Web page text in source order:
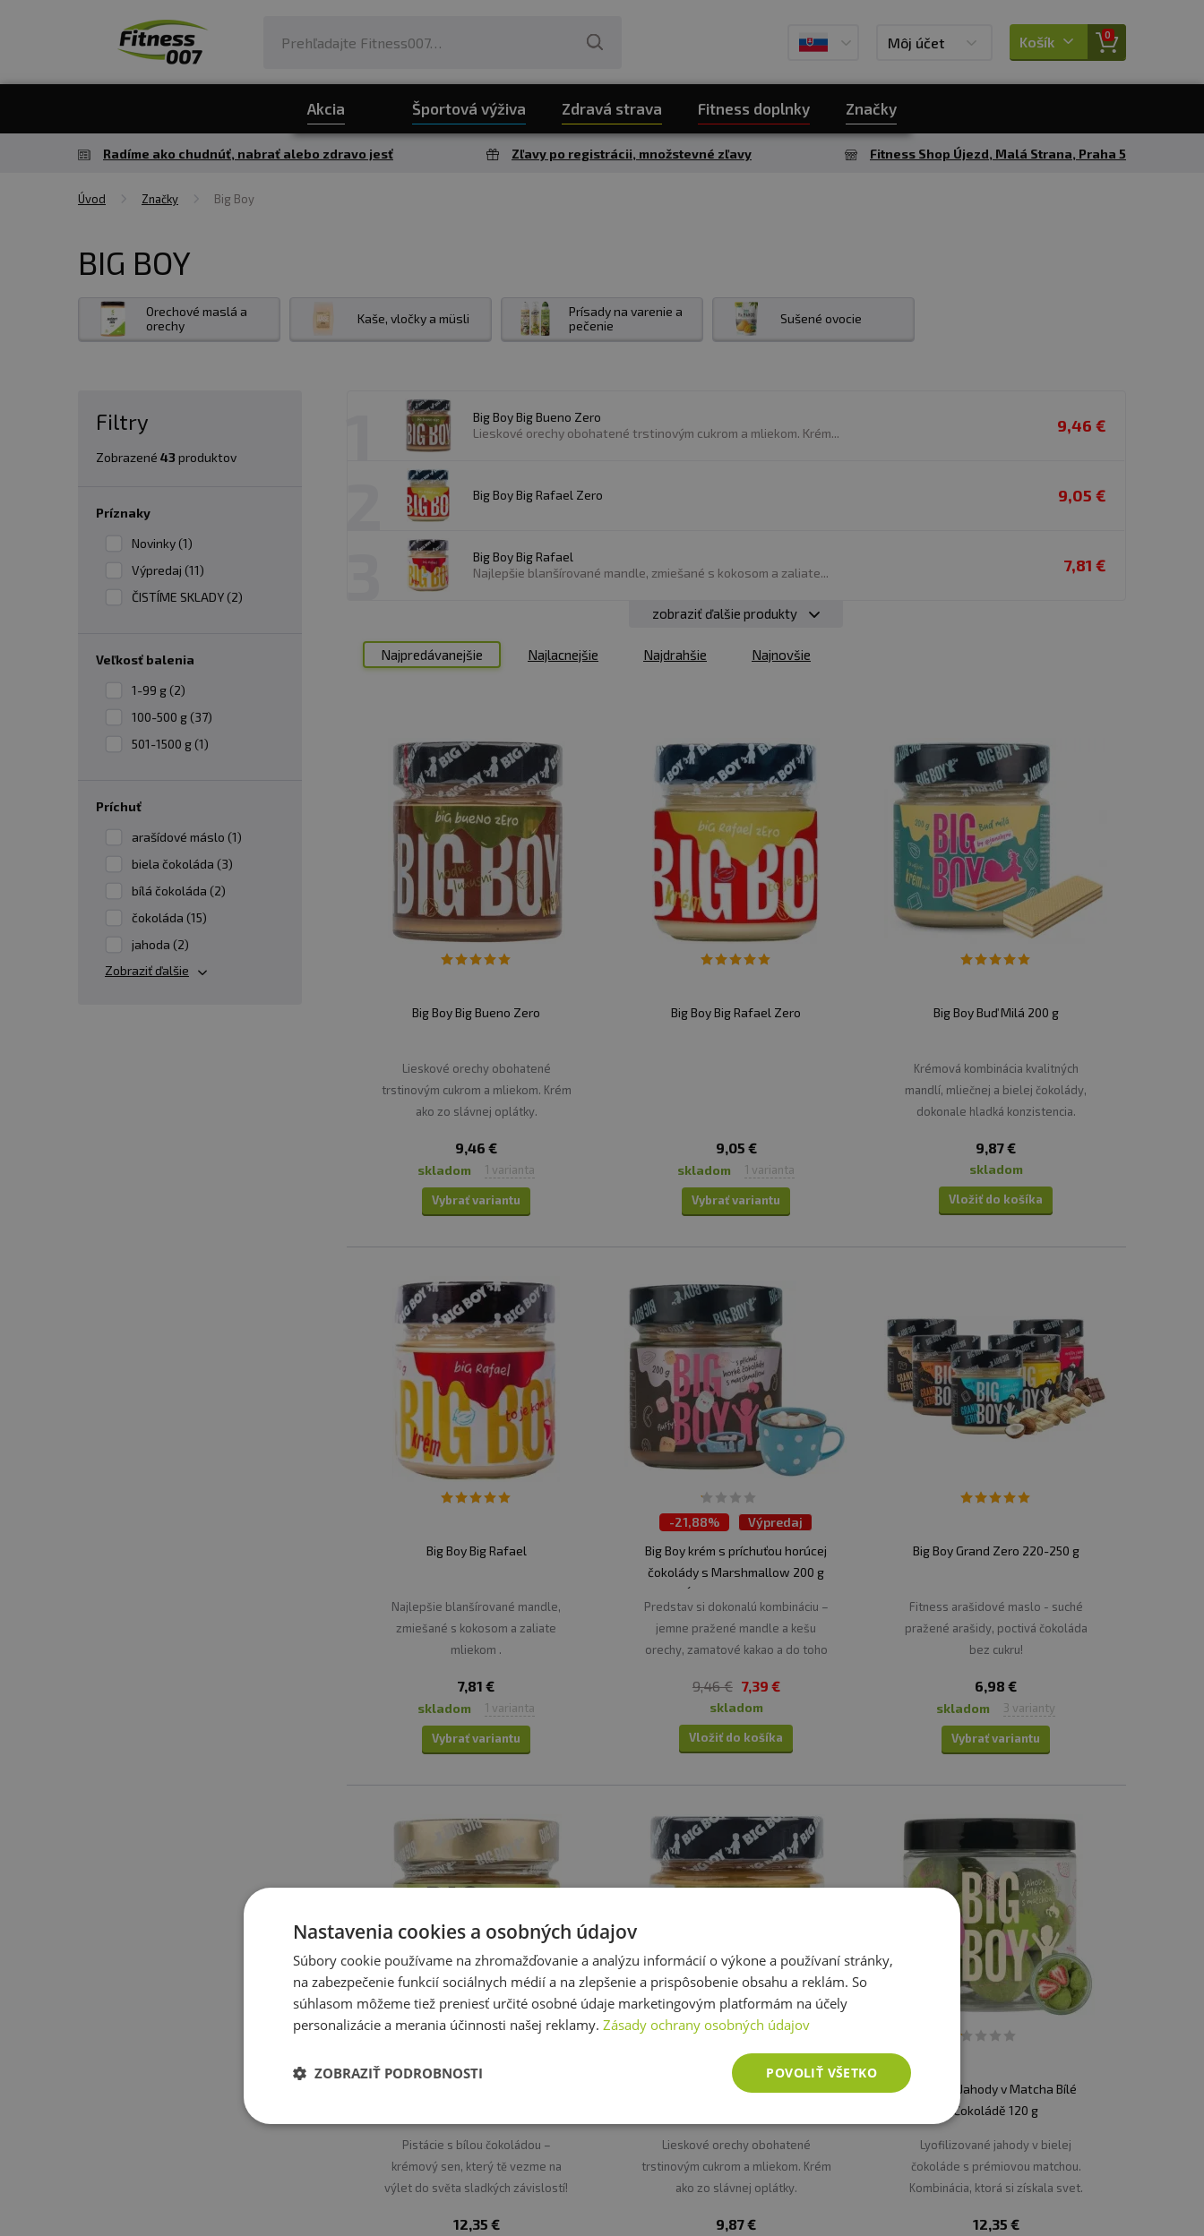
Môj účet Košík 0
Akcia Športová výživa Zdravá strava Fitness doplnky Značky
Radíme ako chudnúť, nabrať alebo zdravo jesť Zľavy po registrácii, množstevné zľavy Fitness Shop Újezd, Malá Strana, Praha 5
Úvod Značky Big Boy
BIG BOY
Orechové maslá a
orechy
Kaše, vločky a müsli
Prísady na varenie a
pečenie
Sušené ovocie
Filtry
Zobrazené 43 produktov
Príznaky
Novinky (1)
Výpredaj (11)
ČISTÍME SKLADY (2)
veľkosť balenia
1-99 g (2)
100-500 g (37)
501-1500 g (1)
príchuť
arašídové máslo (1)
biela čokoláda (3)
bílá čokoláda (2)
čokoláda (15)
jahoda (2)
Zobraziť ďalšie
Big Boy Big Bueno Zero
Lieskové orechy obohatené trstinovým cukrom a mliekom. Krém...
9,46 €
Big Boy Big Rafael Zero 9,05 €
Big Boy Big Rafael
Najlepšie blanšírované mandle, zmiešané s kokosom a zaliate...
7,81 €
zobraziť ďalšie produkty
Najpredávanejšie Najlacnejšie Najdrahšie Najnovšie
Big Boy Big Bueno Zero
Lieskové orechy obohatené
trstinovým cukrom a mliekom. Krém
ako zo slávnej oplátky.
9,46 €
skladom 1 varianta
Vybrať variantu
Big Boy Big Rafael Zero
9,05 €
skladom 1 varianta
Vybrať variantu
Big Boy Buď Milá 200 g
Krémová kombinácia kvalitných
mandlí, mliečnej a bielej čokolády,
dokonale hladká konzistencia.
9,87 €
skladom
Vložiť do košíka
Big Boy Big Rafael
Najlepšie blanšírované mandle,
zmiešané s kokosom a zaliate
mliekom .
7,81 €
skladom 1 varianta
Vybrať variantu
-21,88%
Výpredaj
Big Boy krém s príchuťou horúcej
čokolády s Marshmallow 200 g
VÝPREDAJ 31.07.2026
Predstav si dokonalú kombináciu –
jemne pražené mandle a kešu
orechy, zamatové kakao a do toho
dodajú každej lyžičke tú správnu
rozprávkovú bodku.
9,46 € 7,39 €
skladom
Vložiť do košíka
Big Boy Grand Zero 220-250 g
Fitness arašidové maslo - suché
pražené arašidy, poctivá čokoláda
bez cukru!
6,98 €
skladom 3 varianty
Vybrať variantu
Pistácie s bílou čokoládou –
krémový sen, který tě vezme na
výlet do světa sladkých závislostí!
12,35 €
Big Boy Big Bueno
Lieskové orechy obohatené
trstinovým cukrom a mliekom. Krém
ako zo slávnej oplátky.
9,87 €
Big Boy Jahody v Matcha Bílé
Čokoládě 120 g
Lyofilizované jahody v bielej
čokoláde s prémiovou matchou.
Kombinácia, ktorá si získala svet.
12,35 €
Nastavenia cookies a osobných údajov
Súbory cookie používame na zhromažďovanie a analýzu informácií o výkone a používaní stránky,
na zabezpečenie funkcií sociálnych médií a na zlepšenie a prispôsobenie obsahu a reklám. So
súhlasom môžeme tiež preniesť určité osobné údaje marketingovým platformám na účely
personalizácie a merania účinnosti našej reklamy. Zásady ochrany osobných údajov
POVOLIŤ VŠETKO
ZOBRAZIŤ PODROBNOSTI